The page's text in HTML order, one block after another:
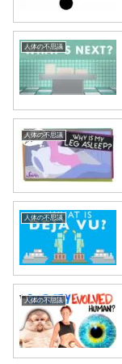
人体の不思議
人体の不思議
人体の不思議
人体の不思議